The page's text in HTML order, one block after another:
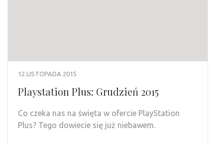
12 LISTOPADA 2015
Playstation Plus: Grudzień 2015
Co czeka nas na święta w ofercie PlayStation
Plus? Tego dowiecie się już niebawem.